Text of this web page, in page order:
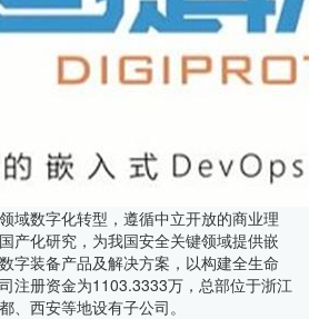
域数字化转型，遵循中立开放的商业理
产化研究，为我国安全关键领域提供嵌
字装备产品及解决方案，以构建全生命
注册资金为1103.3333万，总部位于浙江
、西安等地设有子公司。